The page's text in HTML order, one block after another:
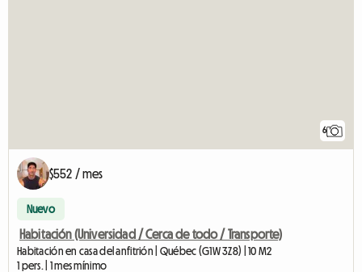
6
$552 / mes
Nuevo
Habitación (Universidad / Cerca de todo / Transporte)
Habitación en casa del anfitrión | Québec (G1W 3Z8) | 10 M2
1 pers. | 1 mes mínimo